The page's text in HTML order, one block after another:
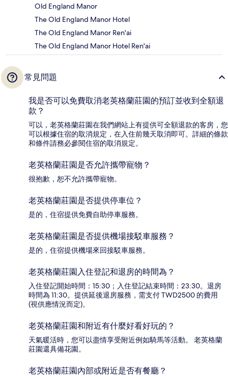
Old England Manor
The Old England Manor Hotel
The Old England Manor Ren'ai
The Old England Manor Hotel Ren'ai
常見問題
我是否可以免費取消老英格蘭莊園的預訂並收到全額退
款？
可以，老英格蘭莊園在我們網站上有提供可全額退款的客房，您
可以根據住宿的取消規定，在入住前幾天取消即可。詳細的條款
和條件請務必參閱住宿的取消規定。
老英格蘭莊園是否允許攜帶寵物？
很抱歉，恕不允許攜帶寵物。
老英格蘭莊園是否提供停車位？
是的，住宿提供免費自助停車服務。
老英格蘭莊園是否提供機場接駁車服務？
是的，住宿提供機場來回接駁車服務。
老英格蘭莊園入住登記和退房的時間為？
入住登記開始時間：15:30；入住登記結束時間：23:30。退房
時間為 11:30。提供延後退房服務，需支付 TWD2500 的費用
(視供應情況而定)。
老英格蘭莊園和附近有什麼好看好玩的？
天氣暖活時，您可以盡情享受附近例如騎馬等活動。 老英格蘭
莊園還具備花園。
老英格蘭莊園內部或附近是否有餐廳？